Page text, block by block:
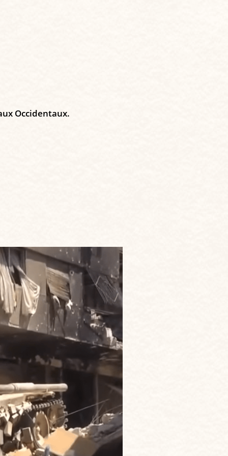
Occidentaux.